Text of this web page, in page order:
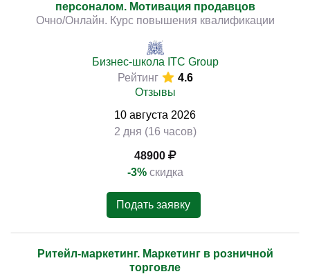
персоналом. Мотивация продавцов
Очно/Онлайн. Курс повышения квалификации
Бизнес-школа ITC Group
Рейтинг
4.6
Отзывы
10 августа 2026
2 дня (16 часов)
48900
-3% скидка
Подать заявку
Ритейл-маркетинг. Маркетинг в розничной
торговле